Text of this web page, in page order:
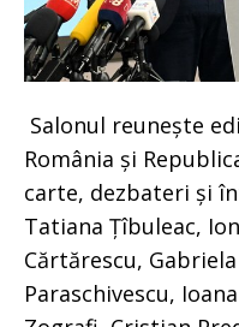
Salonul reunește
România și
carte, dezbateri și
Tatiana Țîbuleac,
Cărtărescu,
Paraschivescu,